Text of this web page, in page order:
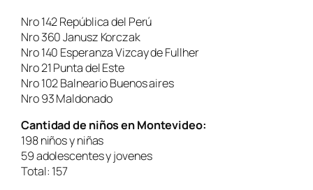
Nro 142 República del Perú
Nro 360 Janusz Korczak
Nro 140 Esperanza Vizcay de Fullher
Nro 21 Punta del Este
Nro 102 Balneario Buenos aires
Nro 93 Maldonado
Cantidad de niños en Montevideo:
198 niños y niñas
59 adolescentes y jovenes
Total: 157